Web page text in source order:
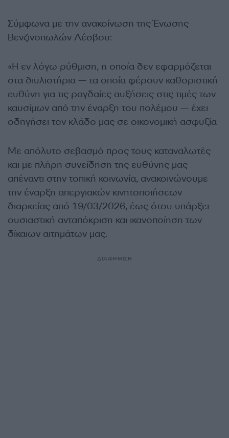
Σύμφωνα με την ανακοίνωση της Ένωσης
Βενζινοπωλών Λέσβου:
«Η εν λόγω ρύθμιση, η οποία δεν εφαρμόζεται
στα διυλιστήρια — τα οποία φέρουν καθοριστική
ευθύνη για τις ραγδαίες αυξήσεις στις τιμές των
καυσίμων από την έναρξη του πολέμου — έχει
οδηγήσει τον κλάδο μας σε οικονομική ασφυξία
Με απόλυτο σεβασμό προς τους καταναλωτές
και με πλήρη συνείδηση της ευθύνης μας
απέναντι στην τοπική κοινωνία, ανακοινώνουμε
την έναρξη απεργιακών κινητοποιήσεων
διαρκείας από 19/03/2026, έως ότου υπάρξει
ουσιαστική ανταπόκριση και ικανοποίηση των
δίκαιων αιτημάτων μας.
ΔΙΑΦΗΜΙΣΗ